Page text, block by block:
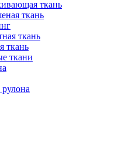
ткань
ткань
ткань
ткань
ткани